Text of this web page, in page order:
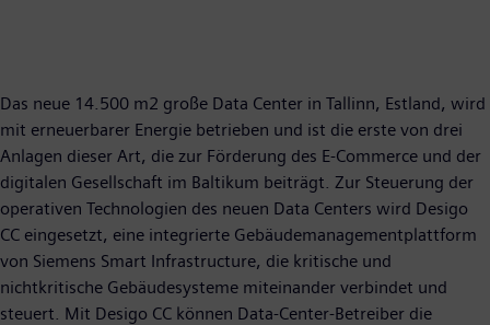
Das neue 14.500 m2 große Data Center in Tallinn, Estland, wird
mit erneuerbarer Energie betrieben und ist die erste von drei
Anlagen dieser Art, die zur Förderung des E-Commerce und der
digitalen Gesellschaft im Baltikum beiträgt. Zur Steuerung der
operativen Technologien des neuen Data Centers wird Desigo
CC eingesetzt, eine integrierte Gebäudemanagementplattform
von Siemens Smart Infrastructure, die kritische und
nichtkritische Gebäudesysteme miteinander verbindet und
steuert. Mit Desigo CC können Data-Center-Betreiber die